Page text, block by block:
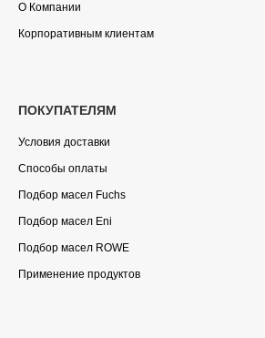
О Компании
Корпоративным клиентам
ПОКУПАТЕЛЯМ
Условия доставки
Способы оплаты
Подбор масел Fuchs
Подбор масел Eni
Подбор масел ROWE
Применение продуктов